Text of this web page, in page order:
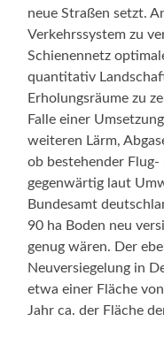
neue Straßen setzt.
Verkehrssystem zu
Schienennetz
quantitativ
Erholungsräume zu
Falle einer
weiteren Lärm,
ob bestehender
gegenwärtig laut
Bundesamt
90 ha Boden neu
genug wären. Der
Neuversiegelung in
etwa einer Fläche
Jahr ca. der Fläche